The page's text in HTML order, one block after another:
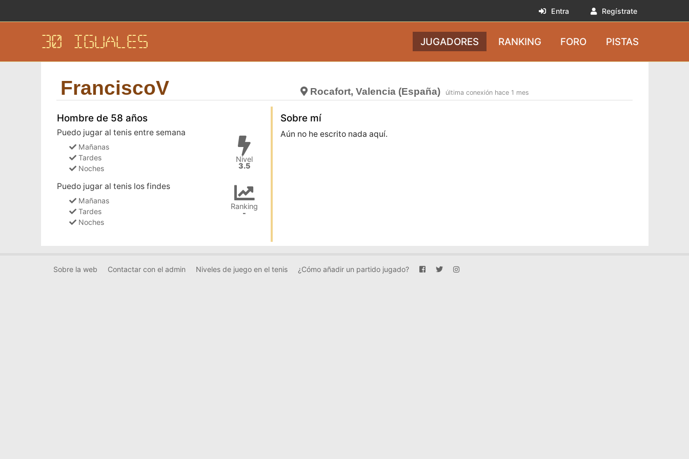
Entra Regístrate
30 IGUALES JUGADORES RANKING FORO PISTAS
FranciscoV Rocafort, Valencia (España) última conexión hace 1 mes
Hombre de 58 años
Puedo jugar al tenis entre semana
Mañanas
Tardes
Noches
Puedo jugar al tenis los findes
Mañanas
Tardes
Noches
Nivel
3.5
Ranking
-
Sobre mí
Aún no he escrito nada aquí.
Sobre la web Contactar con el admin Niveles de juego en el tenis ¿Cómo añadir un partido jugado?